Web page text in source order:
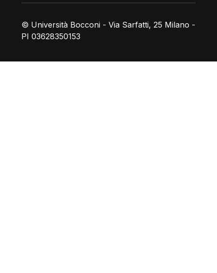
© Università Bocconi - Via Sarfatti, 25 Milano -
PI 03628350153